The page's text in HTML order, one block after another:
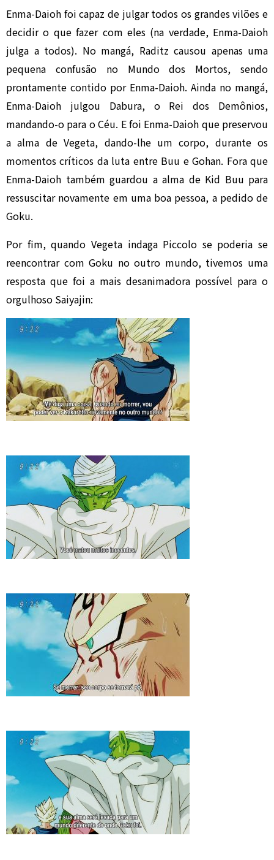
Enma-Daioh foi capaz de julgar todos os grandes vilões e
decidir o que fazer com eles (na verdade, Enma-Daioh
julga a todos). No mangá, Raditz causou apenas uma
pequena confusão no Mundo dos Mortos, sendo
prontamente contido por Enma-Daioh. Ainda no mangá,
Enma-Daioh julgou Dabura, o Rei dos Demônios,
mandando-o para o Céu. E foi Enma-Daioh que preservou
a alma de Vegeta, dando-lhe um corpo, durante os
momentos críticos da luta entre Buu e Gohan. Fora que
Enma-Daioh também guardou a alma de Kid Buu para
ressuscitar novamente em uma boa pessoa, a pedido de
Goku.
Por fim, quando Vegeta indaga Piccolo se poderia se
reencontrar com Goku no outro mundo, tivemos uma
resposta que foi a mais desanimadora possível para o
orgulhoso Saiyajin: